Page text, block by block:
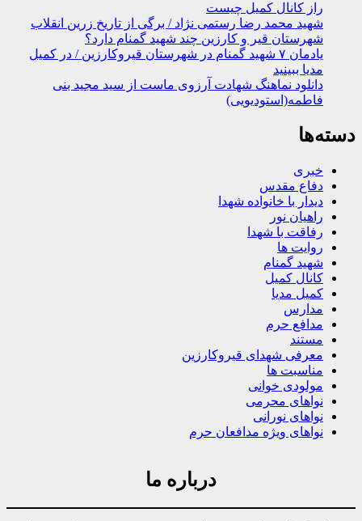
راز کانال کمیل چیست
شهید محمد رضا رستمی نژاد / برگی از تاریخ زرین انقلاب
شهرستان قیر و کارزین چند شهید گمنام دارد؟
یادمان ۷ شهید گمنام در شهرستان قیروکارزین / در کمیل
مدیا ببینید
دانلود نماهنگ شهادت آرزوی ماست از سید مجید بنی
فاطمه(استودیویی)
دسته‌ها
خبری
دفاع مقدس
دیدار با خانواده شهدا
راهیان نور
رفاقت با شهدا
روایت ها
شهید گمنام
کانال کمیل
کمیل مدیا
مدارس
مدافع حرم
مستند
معرفی شهدای قیروکارزین
مناسبت ها
مولودی خوانی
نواهای محرمی
نواهای نورانی
نواهای ویژه مدافعان حرم
درباره ما